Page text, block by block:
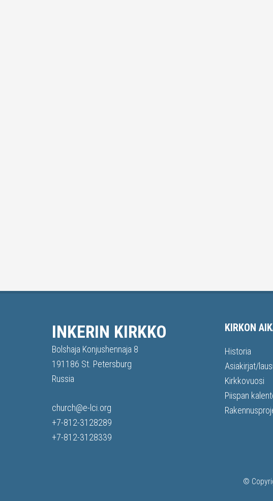
INKERIN KIRKKO
Bolshaja Konjushennaja 8
191186 St. Petersburg
Russia
church@e-lci.org
+7-812-3128289
+7-812-3128339
KIRKON
Historia
Asiakirjat/
Kirkkovuosi
Piispan
©